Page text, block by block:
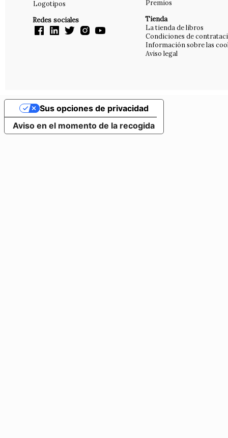
Logotipos
Redes sociales
Premios
Tienda
La tienda de libros
Condiciones de
Información sobre las
Aviso legal
Aviso en el momento de la recogida
Sus opciones de privacidad